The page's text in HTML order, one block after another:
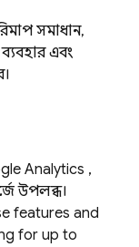
সমাধান,
এবং
Analytics ,
উপলব্ধ।
features and
for up to